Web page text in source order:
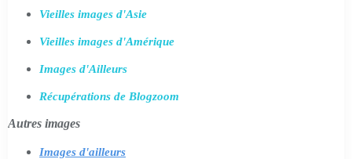
Vieilles images d'Asie
Vieilles images d'Amérique
Images d'Ailleurs
Récupérations de Blogzoom
Autres images
Images d'ailleurs